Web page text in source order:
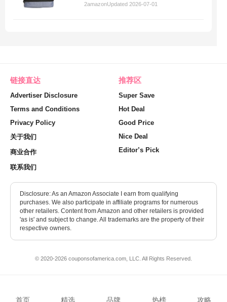
2amazonUpdated 2026-07-01
链接直达
Advertiser Disclosure
Terms and Conditions
Privacy Policy
关于我们
商业合作
联系我们
推荐区
Super Save
Hot Deal
Good Price
Nice Deal
Editor’s Pick
Disclosure: As an Amazon Associate I earn from qualifying
purchases. We also participate in affiliate programs for numerous
other retailers. Content from Amazon and other retailers is provided
'as is' and subject to change. All trademarks are the property of their
respective owners.
© 2020-2026 couponsofamerica.com, LLC. All Rights Reserved.
首页 精选 品牌 热榜 攻略